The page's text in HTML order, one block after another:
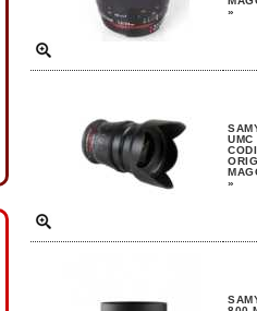
»
UMC
»